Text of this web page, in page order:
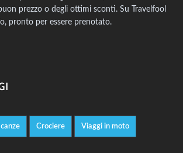
prezzo o degli ottimi sconti. Su Travelfool
pronto per essere prenotato.
Crociere Viaggi in moto